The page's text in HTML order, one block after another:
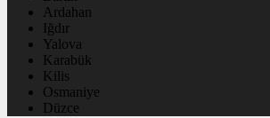
Ardahan
Iğdır
Yalova
Karabük
Kilis
Osmaniye
Düzce